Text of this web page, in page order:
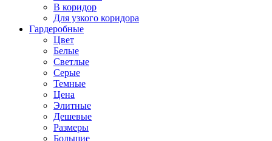
В коридор
Для узкого коридора
Гардеробные
Цвет
Белые
Светлые
Серые
Темные
Цена
Элитные
Дешевые
Размеры
Большие